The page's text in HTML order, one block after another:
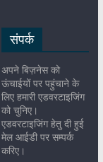
संपर्क
अपने बिज़नेस को
ऊंचाईयों पर पहुंचाने के
लिए हमारी एडवरटाइजिंग
को चुनिए।
एडवरटाइजिंग हेतु दी हुई
मेल आईडी पर सम्पर्क
करिए।